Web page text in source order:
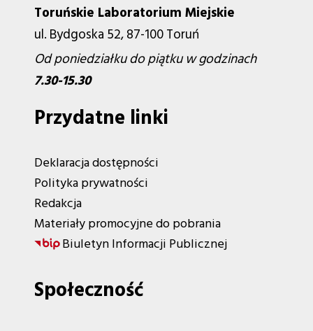
Toruńskie Laboratorium Miejskie
ul. Bydgoska 52, 87-100 Toruń
Od poniedziałku do piątku w godzinach
7.30-15.30
Przydatne linki
Deklaracja dostępności
Polityka prywatności
Redakcja
Materiały promocyjne do pobrania
Biuletyn Informacji Publicznej
Społeczność